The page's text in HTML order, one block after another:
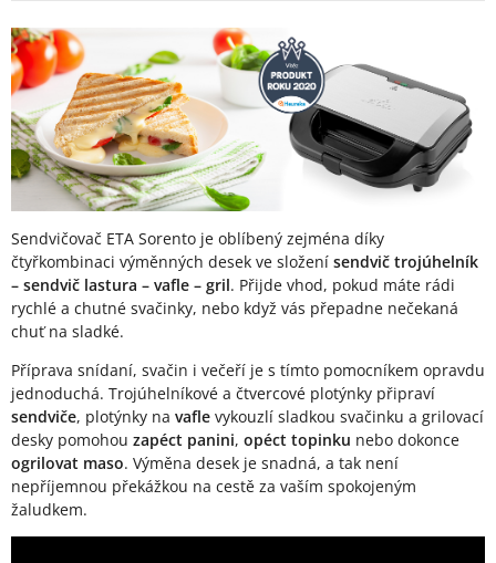
Popis produktu
Sendvičovač ETA Sorento je oblíbený zejména díky
čtyřkombinaci výměnných desek ve složení sendvič trojúhelník
– sendvič lastura – vafle – gril. Přijde vhod, pokud máte rádi
rychlé a chutné svačinky, nebo když vás přepadne nečekaná
chuť na sladké.
Příprava snídaní, svačin i večeří je s tímto pomocníkem opravdu
jednoduchá. Trojúhelníkové a čtvercové plotýnky připraví
sendviče, plotýnky na vafle vykouzlí sladkou svačinku a grilovací
desky pomohou zapéct panini, opéct topinku nebo dokonce
ogrilovat maso. Výměna desek je snadná, a tak není
nepříjemnou překážkou na cestě za vaším spokojeným
žaludkem.